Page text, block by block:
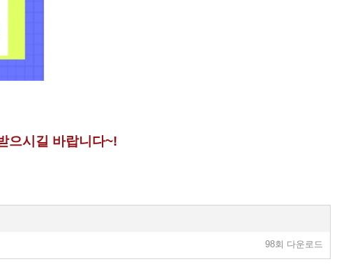
으시길 바랍니다~!
98회 다운로드